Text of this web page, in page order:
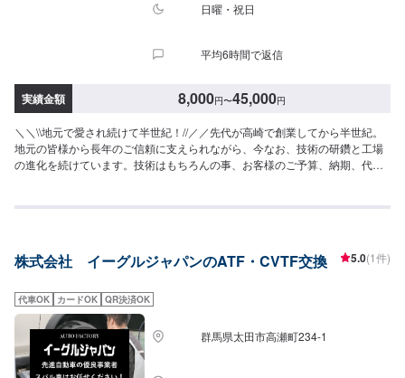
日曜・祝日
平均6時間で返信
実績金額 8,000円〜45,000円
＼＼\\地元で愛され続けて半世紀！//／／先代が高崎で創業してから半世紀。
地元の皆様から長年のご信頼に支えられながら、今なお、技術の研鑽と工場
の進化を続けています。技術はもちろんの事、お客様のご予算、納期、代車
力」で、お客様のカーライフのお役に立てればと考えています。基本的なこ
ら初めての方まで、ご来店を心からお待ちしております。--------------------------
積りにご納得いただければ作業開始【4】仕上がり次第納車《パーツの持ち込
み》☑新品・中古パーツの持ち込みOK！オファーの際、使用されるパーツの
お写真や詳細などをお送りください。《代車について》お車をお預かりして
いる間、ご入用のお客様には代車を無料でご用意しております。詳しくはお
気軽にお問い合わせください。※ガソリン代はお客様にご負担いただきます。
株式会社 イーグルジャパンのATF・CVTF交換 5.0(1件)
代車OK カードOK QR決済OK
群馬県太田市高瀬町234-1